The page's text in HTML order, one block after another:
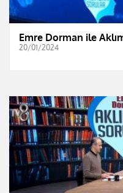
Emre Dorman ile
20/01/2024